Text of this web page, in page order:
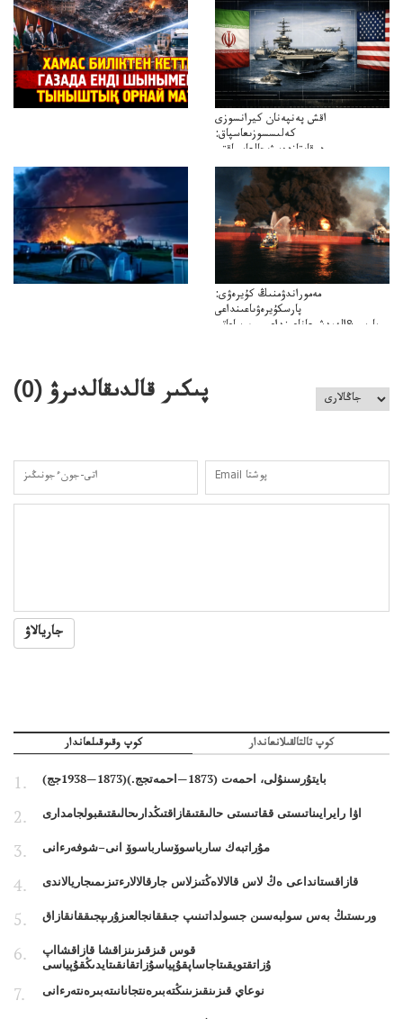
اقش پەنپەنان كيرانسوزى
كەلىسسوزىعاسپاق:
دوقايتازدەسۋىجالعاسپاقتى
باسەڭدەتدوحا؟
كەزدەسۋىشيەلەنىستىباسەڭدەتەمە؟
مەموراندۋمنىڭ كۇيرەۋى:
پارسكۇيرەۋىاعىنداعى
پارسى&الەمدشىعاناعىنداعىسىن ساعاتى
پىكىر قالدىقالدىرۋ (0
)
جاريالاۋ
كوپ وقىوقىلعاندار كوپ تالتالقىلانعاندار
بايتۇرسىنۇلى، احمەت (1873—احمەتجج.)(1873—1938جج)
اۋا رايرايىناتىستى ققاتىستى حالىقتىقازاقتىڭدارىحالىقتىقبولجامدارى
مۇراتبەك سارباسوۆسارباسوۆ انى–شوفەرءانى
قازاقستانداعى ەڭ لاس قالالاەڭتىزلاس جارقالالارءتىزىمىجاريالاندى
ورىستىڭ بەس سولبەسىن جسولداتىنىپ جىققانجالعىزۇرىپجىققانقازاق
قوس قىزقىزىنزاقشا قازاقشااپ
ۇزاتقتويقىتاجاساپقۇپياسۇزاتقانقىتايدىڭقۇپياسى
نوعاي قىزىنقىزىنىڭتەبىرەنتجانانىتەبىرەنتەرءانى